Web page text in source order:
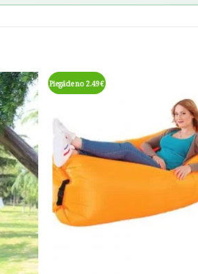
Piegāde no 2.49€